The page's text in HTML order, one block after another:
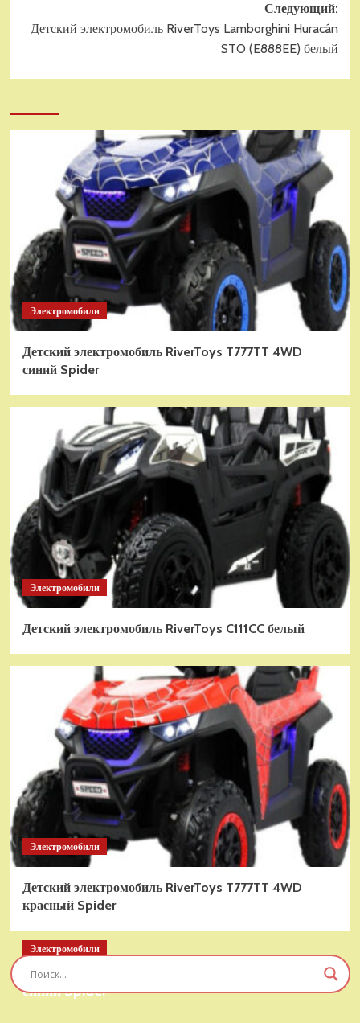
Следующий:
Детский электромобиль RiverToys Lamborghini Huracán
STO (E888EE) белый
Электромобили
Детский электромобиль RiverToys T777TT 4WD
синий Spider
Электромобили
Детский электромобиль RiverToys C111CC белый
Электромобили
Детский электромобиль RiverToys T777TT 4WD
красный Spider
Электромобили
Детский электромобиль RiverToys T777TT 4WD
синий Spider